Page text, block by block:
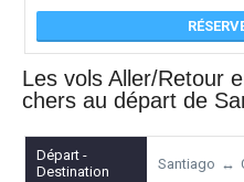
Les vols Aller/Retour
chers au départ de
Santiago ↔